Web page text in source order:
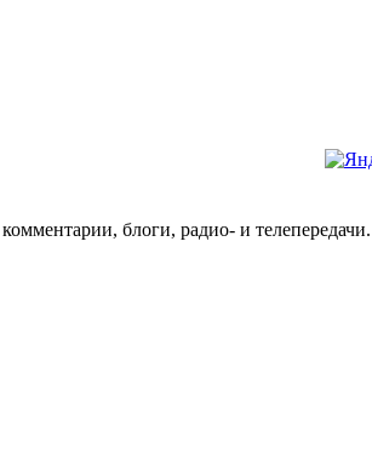
блоги, радио- и телепередачи.